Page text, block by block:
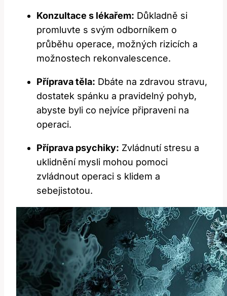
Konzultace s lékařem: Důkladně si
promluvte s svým odborníkem o
průběhu operace, možných rizicích a
možnostech rekonvalescence.
Příprava těla: Dbáte na zdravou stravu,
dostatek spánku a pravidelný pohyb,
abyste byli co nejvíce připraveni na
operaci.
Příprava psychiky: Zvládnutí stresu a
uklidnění mysli mohou pomoci
zvládnout operaci s klidem a
sebejistotou.